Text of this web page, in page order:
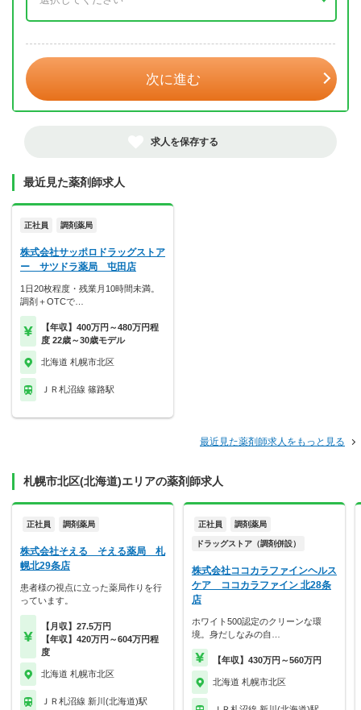
次に進む
求人を保存する
最近見た薬剤師求人
正社員 調剤薬局
株式会社サッポロドラッグストア
ー サツドラ薬局 屯田店
1日20枚程度・残業月10時間未満。
調剤＋OTCで…
【年収】400万円～480万円程
度 22歳～30歳モデル
北海道 札幌市北区
ＪＲ札沼線 篠路駅
最近見た薬剤師求人をもっと見る
札幌市北区(北海道)エリアの薬剤師求人
正社員 調剤薬局
株式会社そえる そえる薬局 札
幌北29条店
患者様の視点に立った薬局作りを行
っています。
【月収】27.5万円
【年収】420万円～604万円程
度
北海道 札幌市北区
ＪＲ札沼線 新川(北海道)駅
正社員 調剤薬局
ドラッグストア（調剤併設）
株式会社ココカラファインヘルス
ケア ココカラファイン 北28条
店
ホワイト500認定のクリーンな環
境。身だしなみの自…
【年収】430万円～560万円
北海道 札幌市北区